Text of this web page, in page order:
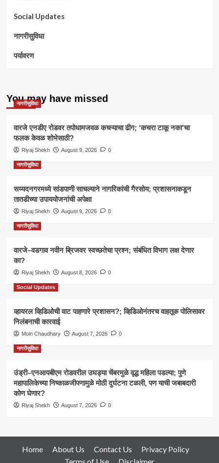
Social Updates
नागरीसुविधा
पर्यावरण
You may have missed
नागरीसुविधा
वारजे एनडीए रोडवर तपोधामजवळ कचऱ्याचा ढीग; ‘कचरा टाकू नका’चा
फलक केवळ शोभेसाठी?
Riyaj Shekh August 9, 2026 0
नागरीसुविधा
सय्यदनगरमध्ये सांडपाणी साचल्याने नागरिकांची गैरसोय; प्रशासनाकडून
तातडीच्या उपाययोजनांची अपेक्षा
Riyaj Shekh August 9, 2026 0
नागरीसुविधा
वारजे–वडगाव नवीन ब्रिजवर स्वच्छतेचा प्रश्न; संबंधित विभाग लक्ष देणार
का?
Riyaj Shekh August 8, 2026 0
Social Updates
व्हायरल व्हिडिओची वाट पाहणारे प्रशासन?; व्हिडिओनंतरच वाहतूक पोलिसावर
निलंबनाची कारवाई
Moin Chaudhary August 7, 2026 0
नागरीसुविधा
उंड्री–एनआयबीएम रोडवरील उघड्या चेंबरमुळे वृद्ध महिला पडल्या; पुणे
महापालिकेच्या निष्काळजीपणामुळे मोठी दुर्घटना टळली, पण याची जबाबदारी
कोण घेणार?
Riyaj Shekh August 7, 2026 0
Home About Us Contact Us
Privacy Policy